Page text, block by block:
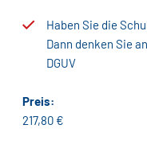
Haben Sie die
Dann denken Sie
DGUV
Preis:
217,80 €